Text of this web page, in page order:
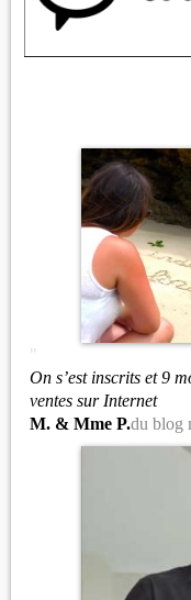
"
On s’est inscrits et 9
ventes sur Internet
M. & Mme P.du blog